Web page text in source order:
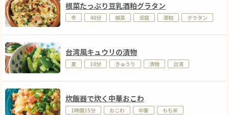
根菜たっぷり豆乳酒粕グラタン
冬 40分 根菜 豆腐 酒粕 グラタン
台湾風キュウリの漬物
夏 10分 きゅうり 漬物 台湾
炊飯器で炊く中華おこわ
1時間15分 おこわ 中華 もち米